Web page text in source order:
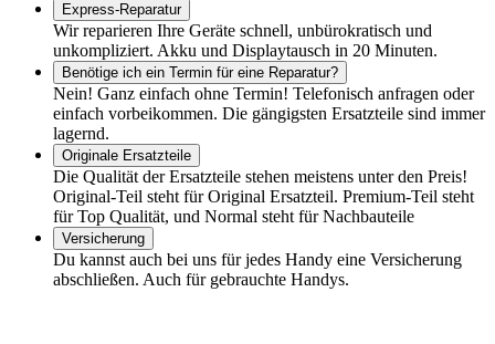
Express-Reparatur
Wir reparieren Ihre Geräte schnell, unbürokratisch und
unkompliziert. Akku und Displaytausch in 20 Minuten.
Benötige ich ein Termin für eine Reparatur?
Nein! Ganz einfach ohne Termin! Telefonisch anfragen oder
einfach vorbeikommen. Die gängigsten Ersatzteile sind immer
lagernd.
Originale Ersatzteile
Die Qualität der Ersatzteile stehen meistens unter den Preis!
Original-Teil steht für Original Ersatzteil. Premium-Teil steht
für Top Qualität, und Normal steht für Nachbauteile
Versicherung
Du kannst auch bei uns für jedes Handy eine Versicherung
abschließen. Auch für gebrauchte Handys.